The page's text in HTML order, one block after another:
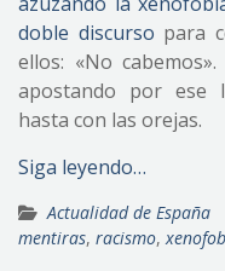
doble discurso para
ellos: «No
apostando por ese
hasta con las orejas.
Siga leyendo…
Actualidad de España
mentiras, racismo,